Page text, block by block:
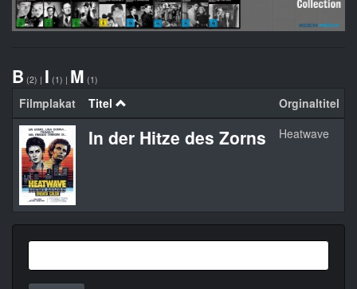
B (2) | I (1) | M (1)
Filmplakat Titel Orginaltitel
In der Hitze des Zorns Heatwave